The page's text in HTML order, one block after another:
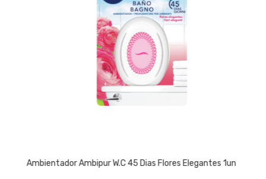
Ambientador Ambipur W.C 45 Dias Flores Elegantes 1un